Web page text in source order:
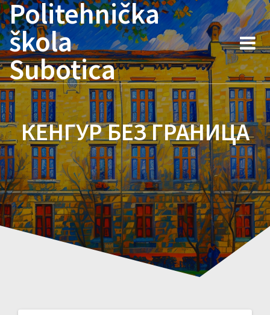
Skip
to
content
Politehnička
škola
Subotica
КЕНГУР БЕЗ ГРАНИЦА